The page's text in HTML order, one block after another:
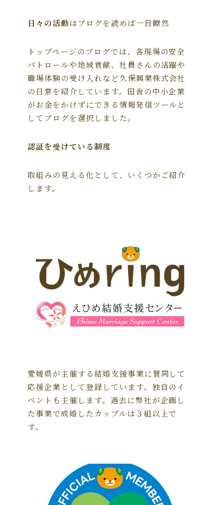
日々の活動はブログを読めば一目瞭然
トップページのブログでは、各現場の安全
パトロールや地域貢献、社員さんの活躍や
職場体験の受け入れなど久保興業株式会社
の日常を紹介しています。田舎の中小企業
がお金をかけずにできる情報発信ツールと
してブログを選択しました。
認証を受けている制度
取組みの見える化として、いくつかご紹介
します。
愛媛県が主催する結婚支援事業に賛同して
応援企業として登録しています。独自のイ
ベントも主催します。過去に弊社が企画し
た事業で成婚したカップルは３組以上で
す。